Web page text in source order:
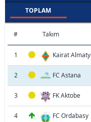
TOPLAM
# Takım
1 Kairat Almaty
2 FC Astana
3 FK Aktobe
4 FC Ordabasy